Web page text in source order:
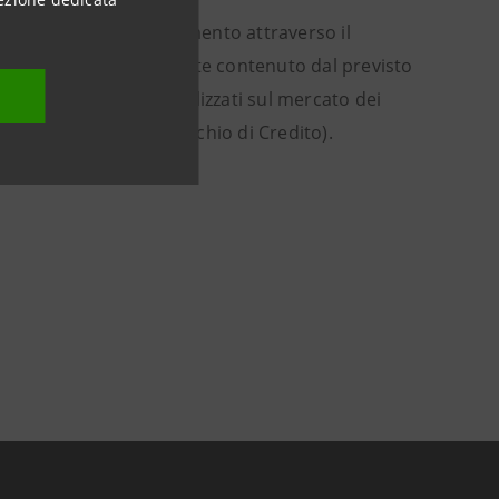
di autofinanziamento attraverso il
di rischio ulteriormente contenuto dal previsto
di investitori specializzati sul mercato dei
(Gestione Attiva Rischio di Credito).